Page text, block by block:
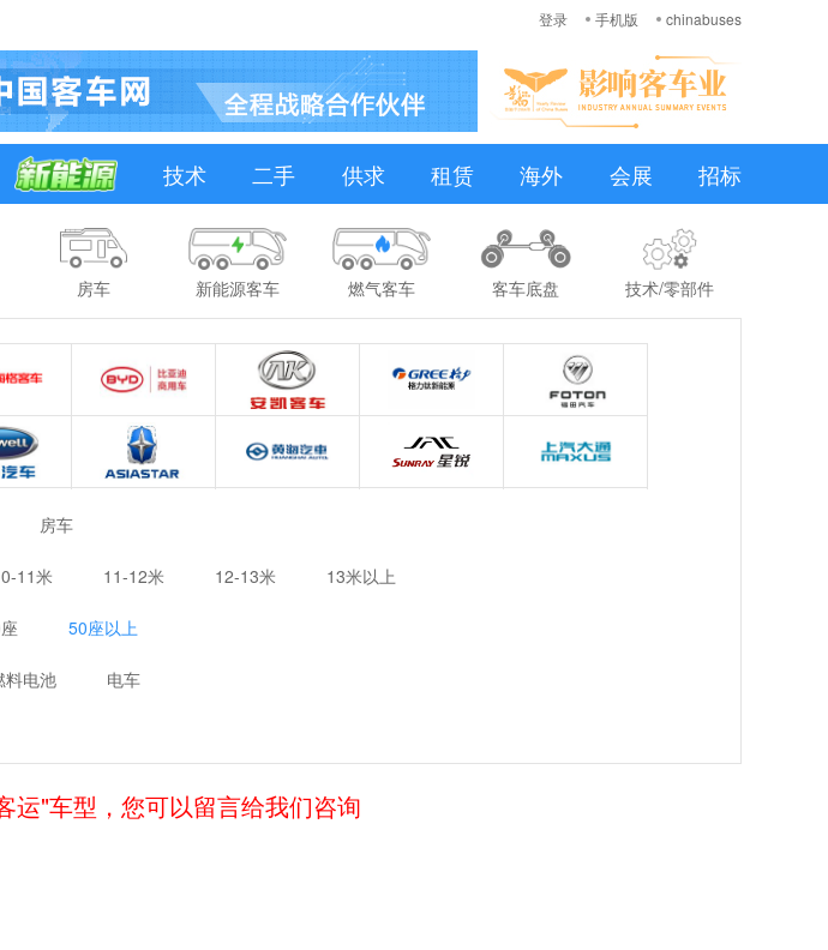
登录 手机版 chinabuses
技术 二手 供求 租赁 海外 会展 招标
房车 新能源客车 燃气客车 客车底盘 技术/零部件
房车
11米 11-12米 12-13米 13米以上
50座以上
料电池 电车
运"车型，您可以留言给我们咨询